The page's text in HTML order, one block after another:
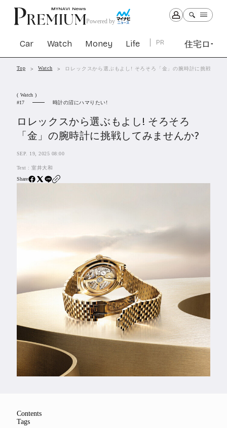
Powered by
Car Watch Money Life PR 住宅ロー
Car Watch Money
PR
住宅ローン
SBIネオトレード証券
Feature
Series
Top Watch ロレックスから選ぶもよし! そろそろ「金」の腕時計に挑戦して
( Watch )
17
時計の沼にハマりたい!
ロレックスから選ぶもよし! そろそろ
「金」の腕時計に挑戦してみませんか?
SEP. 19, 2025 08:00
Text :室井大和
Share
Contents
Tags